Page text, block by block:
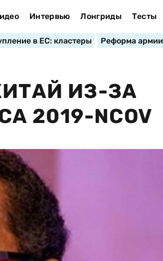
Интервью Лонгриды Тесты
в ЕС: кластеры Реформа армии
ИЗ-ЗА
2019-NCOV